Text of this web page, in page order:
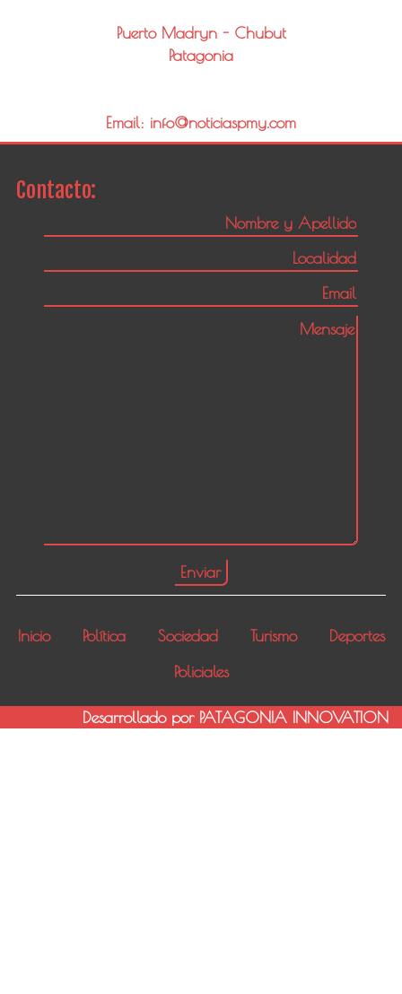
Puerto Madryn - Chubut
Patagonia
Email: info@noticiaspmy.com
Contacto:
Inicio Política Sociedad Turismo
Deportes
Policiales
Desarrollado por PATAGONIA INNOVATION